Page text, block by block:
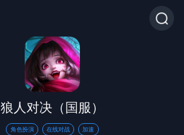
狼人对决（国服）
角色扮演 在线对战 加速